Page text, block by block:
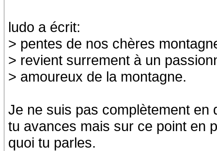
ludo a écrit:
> pentes de nos chères
> revient surrement à un
> amoureux de la montagne.
Je ne suis pas complètement
tu avances mais sur ce point en
quoi tu parles.